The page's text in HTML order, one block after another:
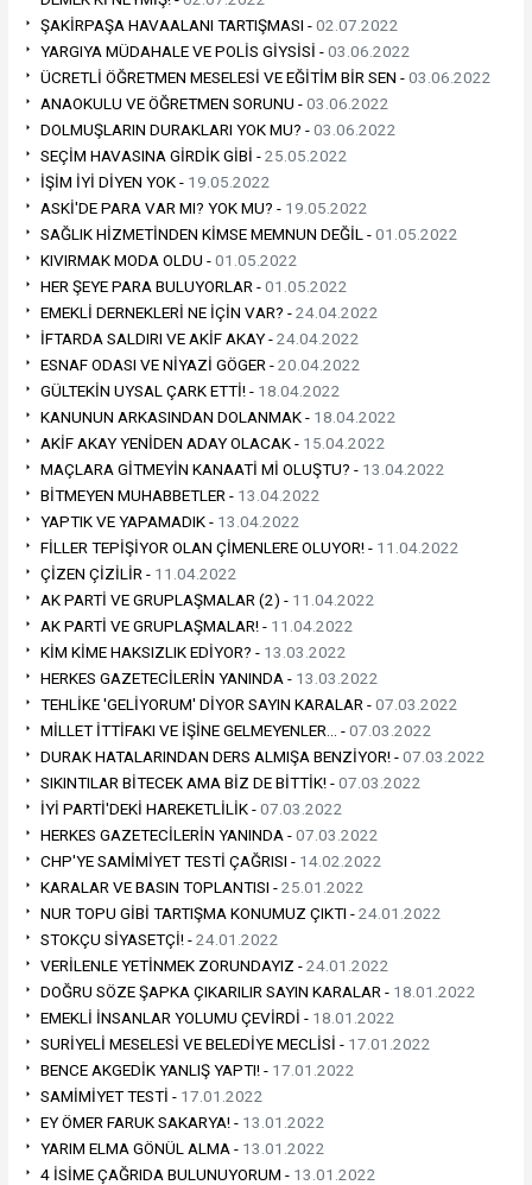
ŞAKİRPAŞA HAVAALANI TARTIŞMASI -02.07.2022
YARGIYA MÜDAHALE VE POLİS GİYSİSİ -03.06.2022
ÜCRETLİ ÖĞRETMEN MESELESİ VE EĞİTİM BİR SEN -03.06.2022
ANAOKULU VE ÖĞRETMEN SORUNU -03.06.2022
DOLMUŞLARIN DURAKLARI YOK MU? -03.06.2022
SEÇİM HAVASINA GİRDİK GİBİ -25.05.2022
İŞİM İYİ DİYEN YOK - 19.05.2022
ASKİ'DE PARA VAR MI? YOK MU? - 19.05.2022
SAĞLIK HİZMETİNDEN KİMSE MEMNUN DEĞİL -01.05.2022
KIVIRMAK MODA OLDU -01.05.2022
HER ŞEYE PARA BULUYORLAR -01.05.2022
EMEKLİ DERNEKLERİ NE İÇİN VAR? -24.04.2022
İFTARDA SALDIRI VE AKİF AKAY -24.04.2022
ESNAF ODASI VE NİYAZİ GÖGER -20.04.2022
GÜLTEKİN UYSAL ÇARK ETTİ! - 18.04.2022
KANUNUN ARKASINDAN DOLANMAK - 18.04.2022
AKİF AKAY YENİDEN ADAY OLACAK - 15.04.2022
MAÇLARA GİTMEYİN KANAATİ Mİ OLUŞTU? - 13.04.2022
BİTMEYEN MUHABBETLER - 13.04.2022
YAPTIK VE YAPAMADIK - 13.04.2022
FİLLER TEPİŞİYOR OLAN ÇİMENLERE OLUYOR! - 11.04.2022
ÇİZEN ÇİZİLİR - 11.04.2022
AK PARTİ VE GRUPLAŞMALAR (2) - 11.04.2022
AK PARTİ VE GRUPLAŞMALAR! - 11.04.2022
KİM KİME HAKSIZLIK EDİYOR? - 13.03.2022
HERKES GAZETECİLERİN YANINDA - 13.03.2022
TEHLİKE 'GELİYORUM' DİYOR SAYIN KARALAR -07.03.2022
MİLLET İTTİFAKI VE İŞİNE GELMEYENLER… -07.03.2022
DURAK HATALARINDAN DERS ALMIŞA BENZİYOR! -07.03.2022
SIKINTILAR BİTECEK AMA BİZ DE BİTTİK! -07.03.2022
İYİ PARTİ'DEKİ HAREKETLİLİK -07.03.2022
HERKES GAZETECİLERİN YANINDA -07.03.2022
CHP'YE SAMİMİYET TESTİ ÇAĞRISI - 14.02.2022
KARALAR VE BASIN TOPLANTISI -25.01.2022
NUR TOPU GİBİ TARTIŞMA KONUMUZ ÇIKTI -24.01.2022
STOKÇU SİYASETÇİ! -24.01.2022
VERİLENLE YETİNMEK ZORUNDAYIZ -24.01.2022
DOĞRU SÖZE ŞAPKA ÇIKARILIR SAYIN KARALAR - 18.01.2022
EMEKLİ İNSANLAR YOLUMU ÇEVİRDİ - 18.01.2022
SURİYELİ MESELESİ VE BELEDİYE MECLİSİ - 17.01.2022
BENCE AKGEDİK YANLIŞ YAPTI! - 17.01.2022
SAMİMİYET TESTİ - 17.01.2022
EY ÖMER FARUK SAKARYA! - 13.01.2022
YARIM ELMA GÖNÜL ALMA - 13.01.2022
4 İSİME ÇAĞRIDA BULUNUYORUM - 13.01.2022